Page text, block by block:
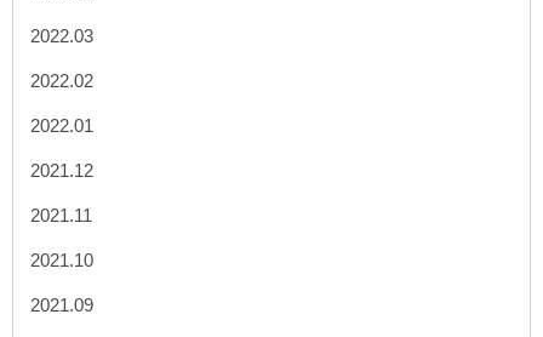
2022.03
2022.02
2022.01
2021.12
2021.11
2021.10
2021.09